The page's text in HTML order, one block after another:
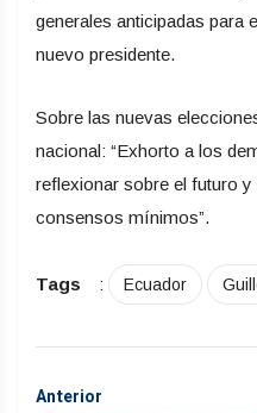
generales anticipadas para
nuevo presidente.
Sobre las nuevas
nacional: “Exhorto a los
reflexionar sobre el futuro y
consensos mínimos”.
Tags : Ecuador
Anterior